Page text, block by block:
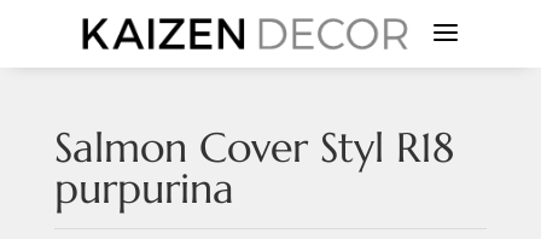
a
Salmon Cover Styl R18
purpurina